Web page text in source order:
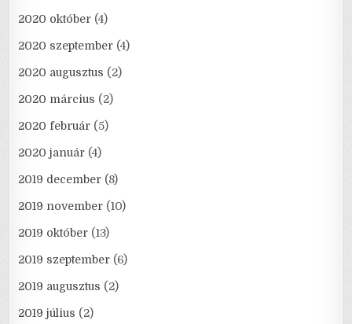
2020 október (4)
2020 szeptember (4)
2020 augusztus (2)
2020 március (2)
2020 február (5)
2020 január (4)
2019 december (8)
2019 november (10)
2019 október (13)
2019 szeptember (6)
2019 augusztus (2)
2019 július (2)